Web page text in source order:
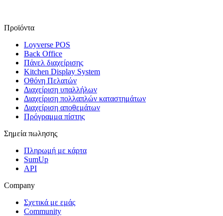
Προϊόντα
Loyverse POS
Back Office
Πἀνελ διαχείρισης
Kitchen Display System
Οθόνη Πελατών
Διαχείριση υπαλλήλων
Διαχείριση πολλαπλών καταστημάτων
Διαχείριση αποθεμάτων
Πρόγραμμα πίστης
Σημεία πωλησης
Πληρωμή με κάρτα
SumUp
API
Company
Σχετικά με εμάς
Community